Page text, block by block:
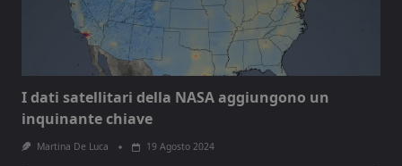
I dati satellitari della NASA aggiungono un
inquinante chiave
Martina De Luca 19 Agosto 2024